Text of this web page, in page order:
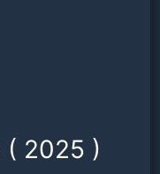
( 2025 )